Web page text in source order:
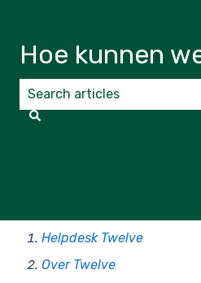
Hoe kunnen
Helpdesk Twelve
Over Twelve